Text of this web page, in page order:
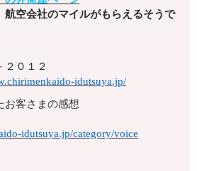
航空会社のマイルがもらえるそうで
２０１２
idutsuya.jp/
お客さまの感想
idutsuya.jp/category/voice